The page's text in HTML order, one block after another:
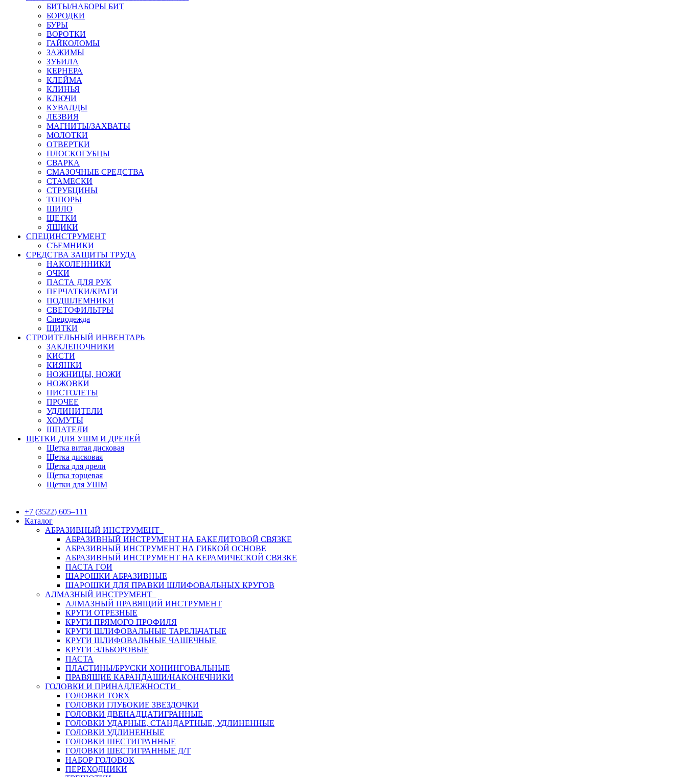
БИТЫ/НАБОРЫ БИТ
БОРОДКИ
БУРЫ
ВОРОТКИ
ГАЙКОЛОМЫ
ЗАЖИМЫ
ЗУБИЛА
КЕРНЕРА
КЛЕЙМА
КЛИНЬЯ
КЛЮЧИ
КУВАЛДЫ
ЛЕЗВИЯ
МАГНИТЫ/ЗАХВАТЫ
МОЛОТКИ
ОТВЕРТКИ
ПЛОСКОГУБЦЫ
СВАРКА
СМАЗОЧНЫЕ СРЕДСТВА
СТАМЕСКИ
СТРУБЦИНЫ
ТОПОРЫ
ШИЛО
ЩЕТКИ
ЯЩИКИ
СПЕЦИНСТРУМЕНТ
СЪЕМНИКИ
СРЕДСТВА ЗАЩИТЫ ТРУДА
НАКОЛЕННИКИ
ОЧКИ
ПАСТА ДЛЯ РУК
ПЕРЧАТКИ/КРАГИ
ПОДШЛЕМНИКИ
СВЕТОФИЛЬТРЫ
Спецодежда
ЩИТКИ
СТРОИТЕЛЬНЫЙ ИНВЕНТАРЬ
ЗАКЛЕПОЧНИКИ
КИСТИ
КИЯНКИ
НОЖНИЦЫ, НОЖИ
НОЖОВКИ
ПИСТОЛЕТЫ
ПРОЧЕЕ
УДЛИНИТЕЛИ
ХОМУТЫ
ШПАТЕЛИ
ЩЕТКИ ДЛЯ УШМ И ДРЕЛЕЙ
Щетка витая дисковая
Щетка дисковая
Щетка для дрели
Щетка торцевая
Щетки для УШМ
+7 (3522) 605‒111
Каталог
АБРАЗИВНЫЙ ИНСТРУМЕНТ
АБРАЗИВНЫЙ ИНСТРУМЕНТ НА БАКЕЛИТОВОЙ СВЯЗКЕ
АБРАЗИВНЫЙ ИНСТРУМЕНТ НА ГИБКОЙ ОСНОВЕ
АБРАЗИВНЫЙ ИНСТРУМЕНТ НА КЕРАМИЧЕСКОЙ СВЯЗКЕ
ПАСТА ГОИ
ШАРОШКИ АБРАЗИВНЫЕ
ШАРОШКИ ДЛЯ ПРАВКИ ШЛИФОВАЛЬНЫХ КРУГОВ
АЛМАЗНЫЙ ИНСТРУМЕНТ
АЛМАЗНЫЙ ПРАВЯЩИЙ ИНСТРУМЕНТ
КРУГИ ОТРЕЗНЫЕ
КРУГИ ПРЯМОГО ПРОФИЛЯ
КРУГИ ШЛИФОВАЛЬНЫЕ ТАРЕЛЬЧАТЫЕ
КРУГИ ШЛИФОВАЛЬНЫЕ ЧАШЕЧНЫЕ
КРУГИ ЭЛЬБОРОВЫЕ
ПАСТА
ПЛАСТИНЫ/БРУСКИ ХОНИНГОВАЛЬНЫЕ
ПРАВЯЩИЕ КАРАНДАШИ/НАКОНЕЧНИКИ
ГОЛОВКИ И ПРИНАДЛЕЖНОСТИ
ГОЛОВКИ TORX
ГОЛОВКИ ГЛУБОКИЕ ЗВЕЗДОЧКИ
ГОЛОВКИ ДВЕНАДЦАТИГРАННЫЕ
ГОЛОВКИ УДАРНЫЕ, СТАНДАРТНЫЕ, УДЛИНЕННЫЕ
ГОЛОВКИ УДЛИНЕННЫЕ
ГОЛОВКИ ШЕСТИГРАННЫЕ
ГОЛОВКИ ШЕСТИГРАННЫЕ Д/Т
НАБОР ГОЛОВОК
ПЕРЕХОДНИКИ